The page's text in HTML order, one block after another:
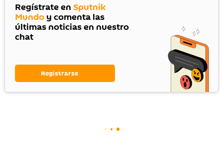
Regístrate en Sputnik
Mundo y comenta las
últimas noticias en nuestro
chat
Registrarse